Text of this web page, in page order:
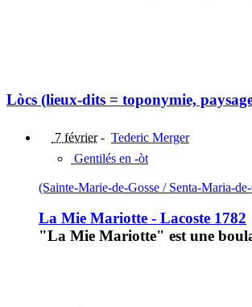
Lòcs (lieux-dits = toponymie,
7 février- Tederic Merger
Gentilés en -òt
(Sainte-Marie-de-Gosse / Senta-Maria-
La Mie Mariotte - Lacoste 1782
"La Mie Mariotte" est une